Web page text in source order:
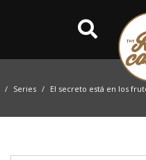
Series El secreto está en los